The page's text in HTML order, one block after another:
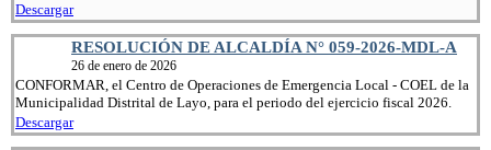
Descargar
RESOLUCIÓN DE ALCALDÍA N° 059-2026-MDL-A
26 de enero de 2026
CONFORMAR, el Centro de Operaciones de Emergencia Local - COEL de la
Municipalidad Distrital de Layo, para el periodo del ejercicio fiscal 2026.
Descargar